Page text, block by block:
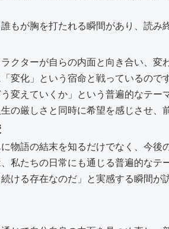
もが胸を打たれる瞬間があり、読み
クターが自らの内面と向き合い、変
変化」という宿命と戦っているのです
変えていくか」という普遍的なテー
の厳しさと同時に希望を感じさせ、
物語の結末を知るだけでなく、今
私たちの日常にも通じる普遍的なテ
ける存在なのだ」と実感する瞬間